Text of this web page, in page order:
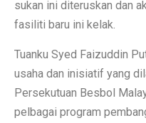
sukan ini diteruskan dan
fasiliti baru ini kelak.
Tuanku Syed Faizuddin
usaha dan inisiatif yang
Persekutuan Besbol
pelbagai program